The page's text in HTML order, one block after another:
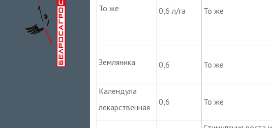
То же 0,6 л/га То же
Земляника 0,6 То же
Календула
лекарственная
0,6 То же